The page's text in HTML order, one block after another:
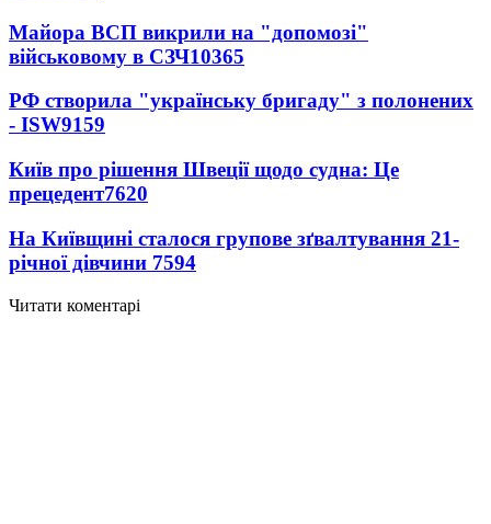
Майора ВСП викрили на "допомозі"
військовому в СЗЧ10365
РФ створила "українську бригаду" з полонених
- ISW9159
Київ про рішення Швеції щодо судна: Це
прецедент7620
На Київщині сталося групове зґвалтування 21-
річної дівчини 7594
Читати коментарі